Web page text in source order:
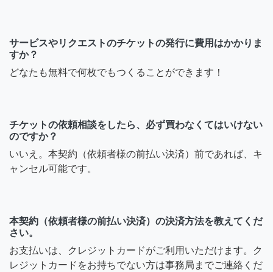
サービスやリクエストのチケットの発行に費用はかかりま
すか？
どなたも無料で何枚でもつくることができます！
チケットの依頼相談をしたら、必ず買わなくてはいけない
のですか？
いいえ。本契約（依頼者様の前払い決済）前であれば、キ
ャンセル可能です。
本契約（依頼者様の前払い決済）の決済方法を教えてくだ
さい。
お支払いは、クレジットカードがご利用いただけます。ク
レジットカードをお持ちでない方は事務局までご連絡くだ